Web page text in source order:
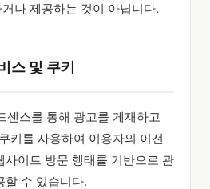
나 제공하는 것이 아닙니다.
스 및 쿠키
센스를 통해 광고를 게재하고
키를 사용하여 이용자의 이전
사이트 방문 행태를 기반으로 관
할 수 있습니다.